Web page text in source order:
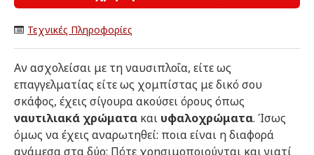
Τεχνικές Πληροφορίες
Αν ασχολείσαι με τη ναυσιπλοΐα, είτε ως
επαγγελματίας είτε ως χομπίστας με δικό σου
σκάφος, έχεις σίγουρα ακούσει όρους όπως
ναυτιλιακά χρώματα και υφαλοχρώματα. Ίσως
όμως να έχεις αναρωτηθεί: ποια είναι η διαφορά
ανάμεσα στα δύο; Πότε χρησιμοποιούνται και γιατί